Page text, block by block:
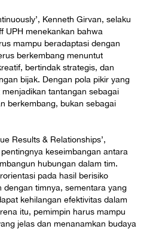
Kenneth Girvan, selaku
UPH menekankan bahwa
mampu beradaptasi dengan
berkembang menuntut
bertindak strategis, dan
bijak. Dengan pola pikir yang
tantangan sebagai
berkembang, bukan sebagai
Results & Relationships’,
keseimbangan antara
hubungan dalam tim.
pada hasil berisiko
dengan timnya, sementara yang
kehilangan efektivitas dalam
itu, pemimpin harus mampu
jelas dan menanamkan budaya